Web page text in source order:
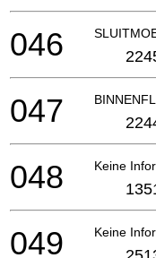
046
047
Keine
048
Keine
049